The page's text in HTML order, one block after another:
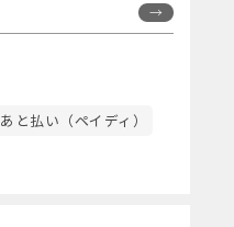
あと払い（ペイディ）